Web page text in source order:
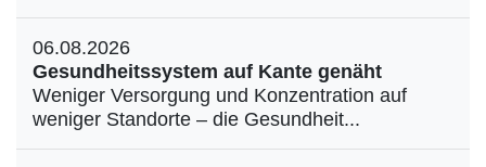
06.08.2026
Gesundheitssystem auf Kante genäht
Weniger Versorgung und Konzentration auf
weniger Standorte – die Gesundheit...